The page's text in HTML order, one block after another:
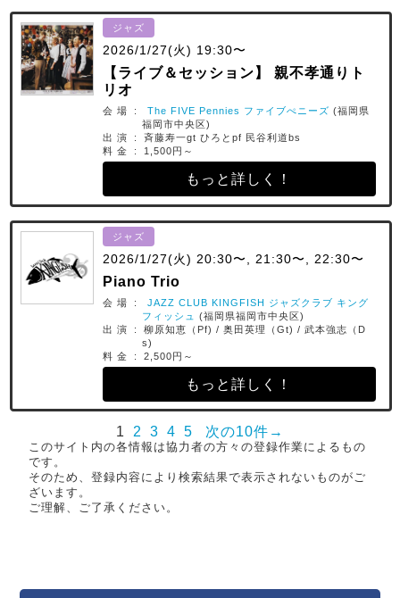
ジャズ
2026/1/27(火) 19:30〜
【ライブ＆セッション】 親不孝通りト
リオ
会 場 : The FIVE Pennies ファイブぺニーズ (福岡県
福岡市中央区)
出 演 : 斉藤寿一gt ひろとpf 民谷利道bs
料 金 : 1,500円～
もっと詳しく！
ジャズ
2026/1/27(火) 20:30〜, 21:30〜, 22:30〜
Piano Trio
会 場 : JAZZ CLUB KINGFISH ジャズクラブ キング
フィッシュ
(福岡県福岡市中央区)
出 演 : 柳原知恵（Pf) / 奥田英理（Gt) / 武本強志（D
s)
料 金 : 2,500円～
もっと詳しく！
1 2 3 4 5 次の10件→
このサイト内の各情報は協力者の方々の登録作業によるもの
です。
そのため、登録内容により検索結果で表示されないものがご
ざいます。
ご理解、ご了承ください。